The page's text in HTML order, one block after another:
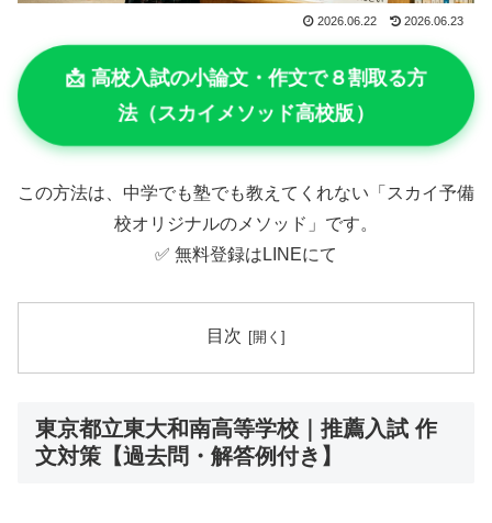
2026.06.22 2026.06.23
📩 高校入試の小論文・作文で８割取る方
法（スカイメソッド高校版）
この方法は、中学でも塾でも教えてくれない「スカイ予備
校オリジナルのメソッド」です。
✅ 無料登録はLINEにて
目次
東京都立東大和南高等学校｜推薦入試 作
文対策【過去問・解答例付き】